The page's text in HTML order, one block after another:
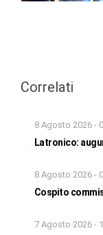
Correlati
8 Agosto 2026 -
Latronico:
8 Agosto 2026 -
Cospito
7 Agosto 2026 -